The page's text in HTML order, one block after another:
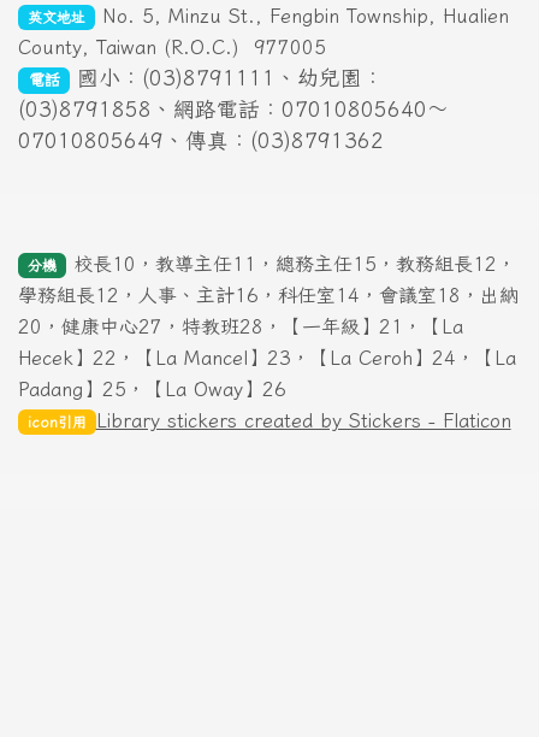
英文地址
No. 5, Minzu St., Fengbin Township, Hualien
County, Taiwan (R.O.C.)
977005
電話
國小：(03)8791111、幼兒園：
(03)8791858、網路電話：07010805640～
07010805649、傳真：(03)8791362
分機
校長10，教導主任11，總務主任15，教務組長12，
學務組長12，人事、主計16，科任室14，會議室18，出納
20，健康中心27，特教班28，【一年級】21，【La
Hecek】22，【La Mancel】23，【La Ceroh】24，【La
Padang】25，【La Oway】26
icon引用 Library stickers created by Stickers - Flaticon